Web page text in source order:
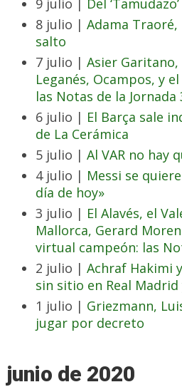
9 julio | Del
8 julio | Adama
salto
7 julio | Asier Garitano,
Leganés, Ocampos, y
las Notas de la Jornada
6 julio | El Barça sale
de La Cerámica
5 julio | Al VAR no hay
4 julio | Messi se
día de hoy»
3 julio | El Alavés, el
Mallorca, Gerard
virtual campeón: las
2 julio | Achraf Hakimi
sin sitio en Real Madrid
1 julio | Griezmann,
jugar por decreto
junio de 2020